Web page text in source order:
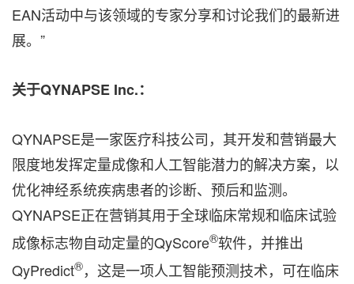
EAN活动中与该领域的专家分享和讨论我们的最新进
展。”
关于QYNAPSE Inc.：
QYNAPSE是一家医疗科技公司，其开发和营销最大
限度地发挥定量成像和人工智能潜力的解决方案，以
优化神经系统疾病患者的诊断、预后和监测。
QYNAPSE正在营销其用于全球临床常规和临床试验
成像标志物自动定量的QyScore®软件，并推出
QyPredict®，这是一项人工智能预测技术，可在临床